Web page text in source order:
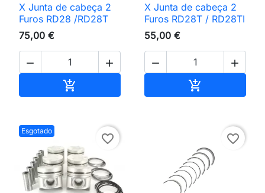
X Junta de cabeça 2
Furos RD28 /RD28T
75,00 €
 

X Junta de cabeça 2
Furos RD28T / RD28TI
55,00 €
 

Esgotado
favorite_border favorite_border